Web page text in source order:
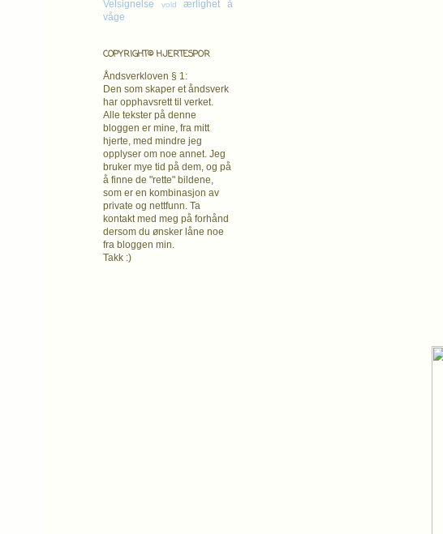
Velsignelse vold ærlighet
å
våge
COPYRIGHT© HJERTESPOR
Åndsverkloven § 1:
Den som skaper et åndsverk
har opphavsretttil verket.
Alle tekster på denne
bloggen er mine, fra mitt
hjerte, med mindre jeg
opplyser om noe annet. Jeg
bruker mye tid på dem, og på
å finne de "rette" bildene,
som er en kombinasjon av
private og nettfunn. Ta
kontakt med meg på forhånd
dersom du ønsker låne noe
fra bloggen min.
Takk :)